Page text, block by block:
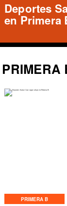
PRIMERA B
Informe
Española
PRIMERA